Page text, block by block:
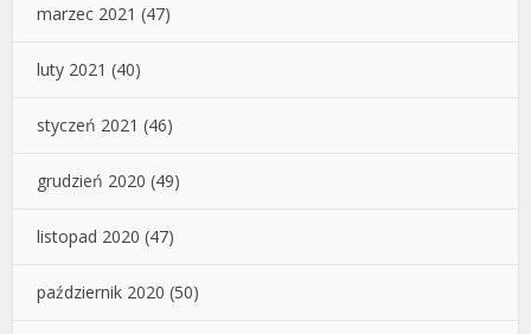
marzec 2021 (47)
luty 2021 (40)
styczeń 2021 (46)
grudzień 2020 (49)
listopad 2020 (47)
październik 2020 (50)